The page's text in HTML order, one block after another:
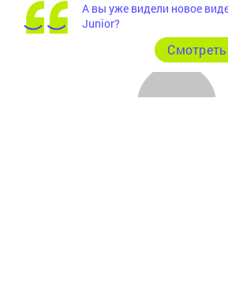
А вы уже видели новое
Junior?
Cмотреть